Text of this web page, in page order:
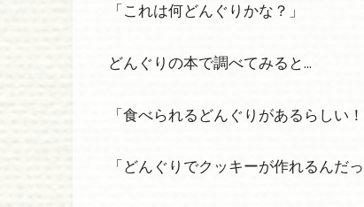
「これは何どんぐりかな？」
どんぐりの本で調べてみると…
「食べられるどんぐりがあるらしい！
「どんぐりでクッキーが作れるんだ